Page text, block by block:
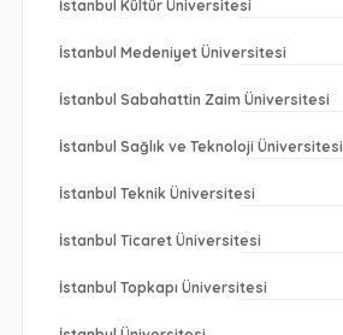
İstanbul Kültür Üniversitesi
İstanbul Medeniyet Üniversitesi
İstanbul Sabahattin Zaim Üniversitesi
İstanbul Sağlık ve Teknoloji Üniversitesi
İstanbul Teknik Üniversitesi
İstanbul Ticaret Üniversitesi
İstanbul Topkapı Üniversitesi